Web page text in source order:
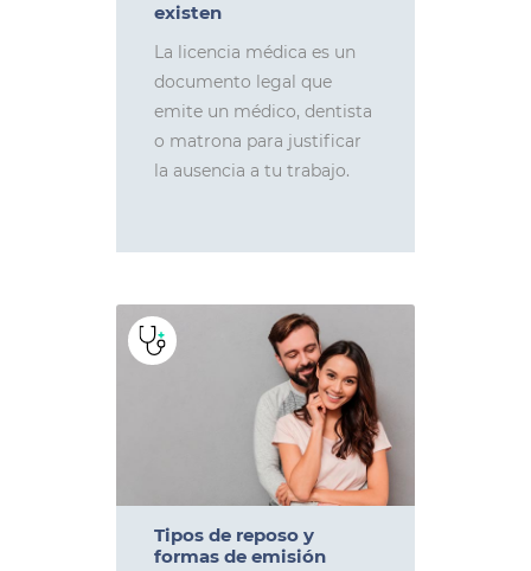
existen
La licencia médica es un
documento legal que
emite un médico, dentista
o matrona para justificar
la ausencia a tu trabajo.
Tipos de reposo y
formas de emisión